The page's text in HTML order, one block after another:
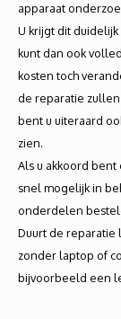
apparaat
U krijgt dit
kunt dan ook
kosten toch
de reparatie
bent u uiteraard
zien.
Als u akkoord
snel mogelijk in
onderdelen
Duurt de reparatie
zonder laptop of
bijvoorbeeld een